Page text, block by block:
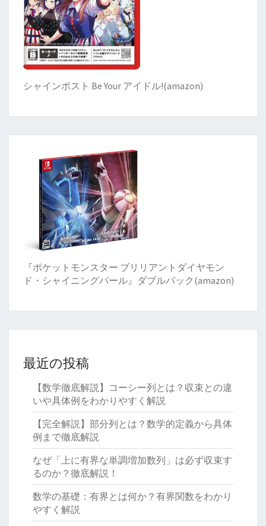
シャインポスト Be Your アイドル!(amazon)
『ポケットモンスター ブリリアントダイヤモン
ド・シャイニングパール』ダブルパック(amazon)
最近の投稿
【数学徹底解説】コーシー列とは？収束との違
いや具体例をわかりやすく解説
【完全解説】部分列とは？数学的定義から具体
例まで徹底解説
なぜ「上に有界な単調増加数列」は必ず収束す
るのか？徹底解説！
数学の基礎：有界とは何か？有界関数をわかり
やすく解説